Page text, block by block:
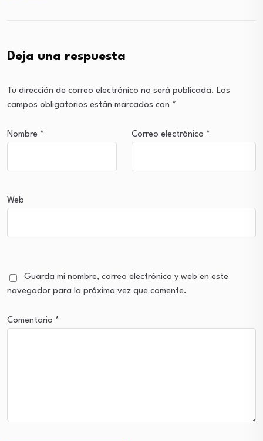
Deja una respuesta
Tu dirección de correo electrónico no será publicada. Los
campos obligatorios están marcados con *
Nombre * Correo electrónico *
Web
Guarda mi nombre, correo electrónico y web en este
navegador para la próxima vez que comente.
Comentario *